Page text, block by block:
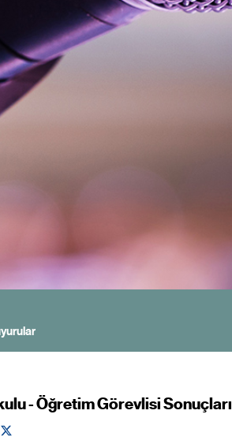
- Öğretim Görevlisi Sonuçları